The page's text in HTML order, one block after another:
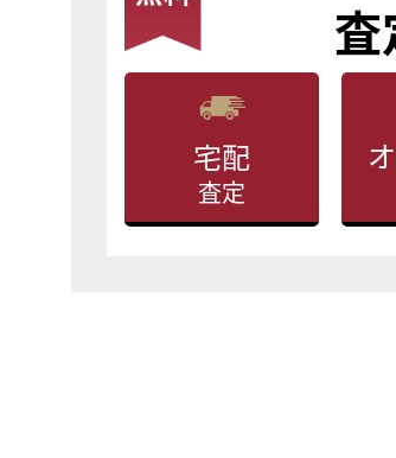
宅配
査定